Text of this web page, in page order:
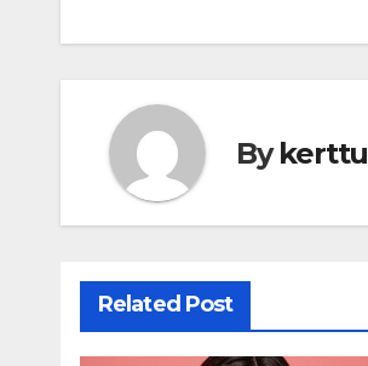
By
Related Post